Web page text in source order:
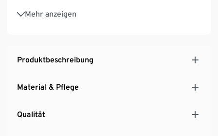
Mehr anzeigen
Aus 100% Bambus
Produktbeschreibung
Material & Pflege
Qualität